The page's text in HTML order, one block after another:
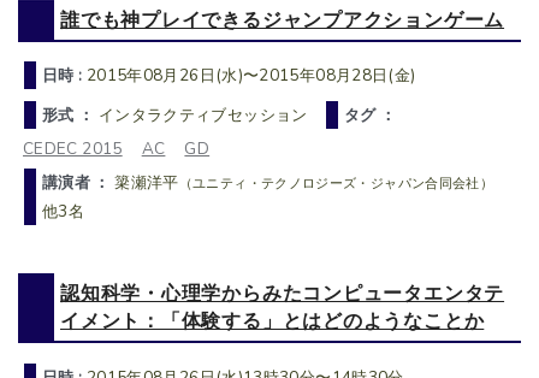
誰でも神プレイできるジャンプアクションゲーム
日時 : 2015年08月26日(水)〜2015年08月28日(金)
形式 ： インタラクティブセッション
タグ ：
CEDEC 2015
AC
GD
講演者 ：簗瀬洋平 （ユニティ・テクノロジーズ・ジャパン合同会社）
他3名
認知科学・心理学からみたコンピュータエンタテ
イメント：「体験する」とはどのようなことか